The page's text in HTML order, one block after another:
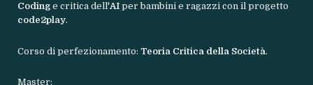
Codinge critica dell'AIper bambini e ragazzi con il progetto
code2play.
Corso di perfezionamento: Teoria Critica della Società.
Master: